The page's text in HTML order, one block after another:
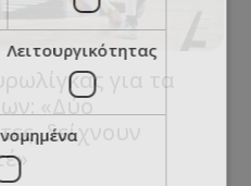
για τα
«Δύο
δείχνουν
Λειτουργικότητας